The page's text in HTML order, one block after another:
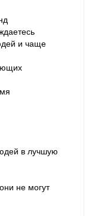
и чаще
в лучшую
не могут